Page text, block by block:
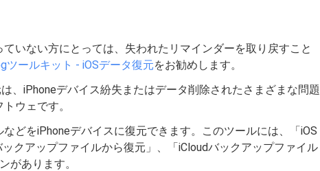
いない方にとっては、失われたリマインダーを取り戻すこと
ツールキット - iOSデータ復元をお勧めします。
、iPhoneデバイス紛失またはデータ削除されたさまざまな問題
ウェです。
どをiPhoneデバイスに復元できます。このツールには、「iOS
クアップファイルから復元」、「iCloudバックアップファイル
があります。